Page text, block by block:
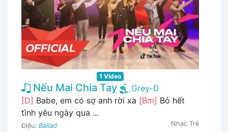
1 Video
Nếu Mai Chia Tay
Grey-D
[D] Babe, em có sợ anh rời xa [Bm] Bỏ hết
tình yêu ngày qua ...
Điệu: Ballad Nhạc Trẻ